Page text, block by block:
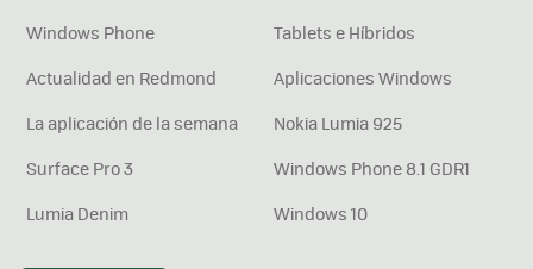
Windows Phone
Tablets e Híbridos
Actualidad en Redmond
Aplicaciones Windows
La aplicación de la semana
Nokia Lumia 925
Surface Pro 3
Windows Phone 8.1 GDR1
Lumia Denim
Windows 10